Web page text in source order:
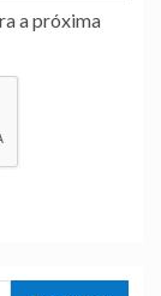
a próxima